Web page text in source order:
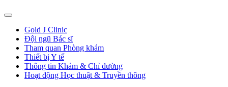
Gold J Clinic
Đội ngũ Bác sĩ
Tham quan Phòng khám
Thiết bị Y tế
Thông tin Khám & Chỉ đường
Hoạt động Học thuật & Truyền thông